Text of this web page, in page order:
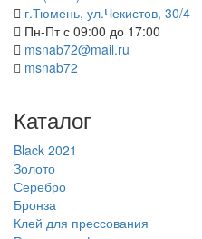
г.Тюмень, ул.Чекистов, 30/4
Пн-Пт с 09:00 до 17:00
msnab72@mail.ru
msnab72
Каталог
Black 2021
Золото
Серебро
Бронза
Клей для прессования